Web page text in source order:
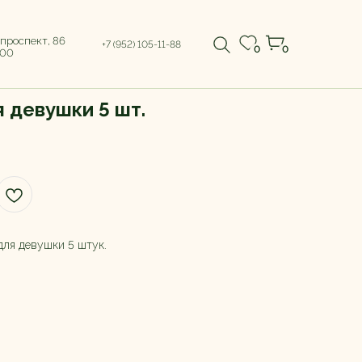
86
0
+7 (952) 105-11-88 0
девушки 5 шт.
девушки 5 штук.